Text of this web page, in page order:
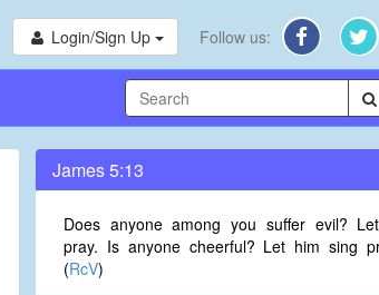
Login/Sign Up Follow us:
James 5:13
Does anyone among you suffer evil?
pray. Is anyone cheerful? Let him sing
(RcV)